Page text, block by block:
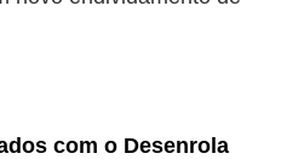
com o Desenrola